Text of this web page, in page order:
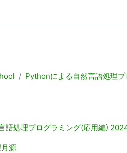
Pythonによる自然言語処理
語処理プログラミング(応用編)
月源